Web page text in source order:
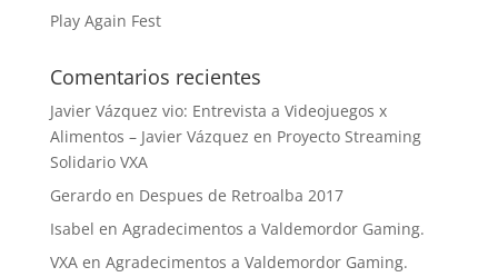
Play Again Fest
Comentarios recientes
Javier Vázquez vio: Entrevista a Videojuegos x
Alimentos – Javier Vázquez en Proyecto Streaming
Solidario VXA
Gerardoen Despues de Retroalba 2017
Isabel en Agradecimentos a Valdemordor Gaming.
VXAen Agradecimentos a Valdemordor Gaming.